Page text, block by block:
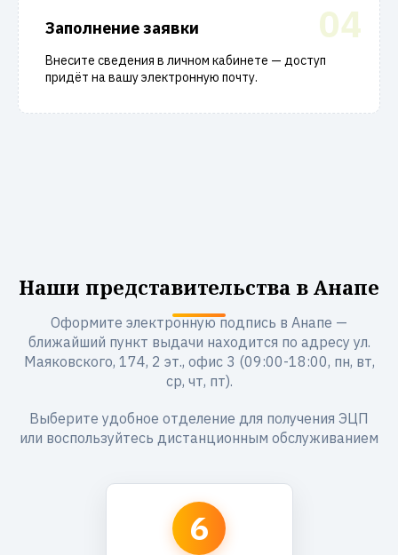
04
Заполнение заявки
Внесите сведения в личном кабинете — доступ
придёт на вашу электронную почту.
Наши представительства в Анапе
Оформите электронную подпись в Анапе —
ближайший пункт выдачи находится по адресу ул.
Маяковского, 174, 2 эт., офис 3 (09:00-18:00, пн, вт,
ср, чт, пт).
Выберите удобное отделение для получения ЭЦП
или воспользуйтесь дистанционным обслуживанием
6